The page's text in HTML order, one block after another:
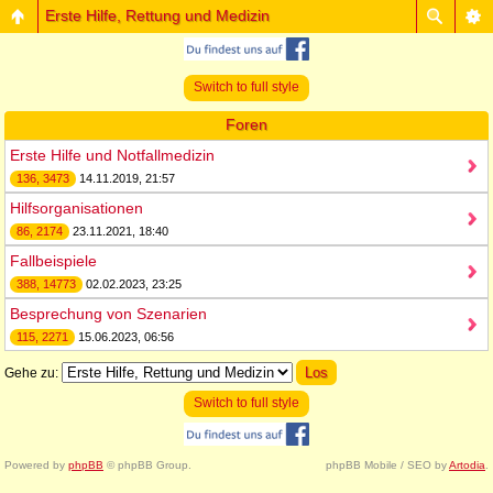
Erste Hilfe, Rettung und Medizin
Switch to full style
Foren
Erste Hilfe und Notfallmedizin
136, 3473 14.11.2019, 21:57
Hilfsorganisationen
86, 2174 23.11.2021, 18:40
Fallbeispiele
388, 14773 02.02.2023, 23:25
Besprechung von Szenarien
115, 2271 15.06.2023, 06:56
Gehe zu:
Switch to full style
Powered by phpBB © phpBB Group. phpBB Mobile / SEO byArtodia